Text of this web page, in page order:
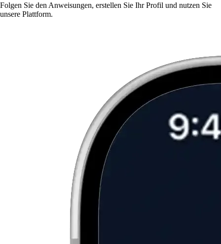
Folgen Sie den Anweisungen, erstellen Sie Ihr Profil und nutzen Sie
unsere Plattform.